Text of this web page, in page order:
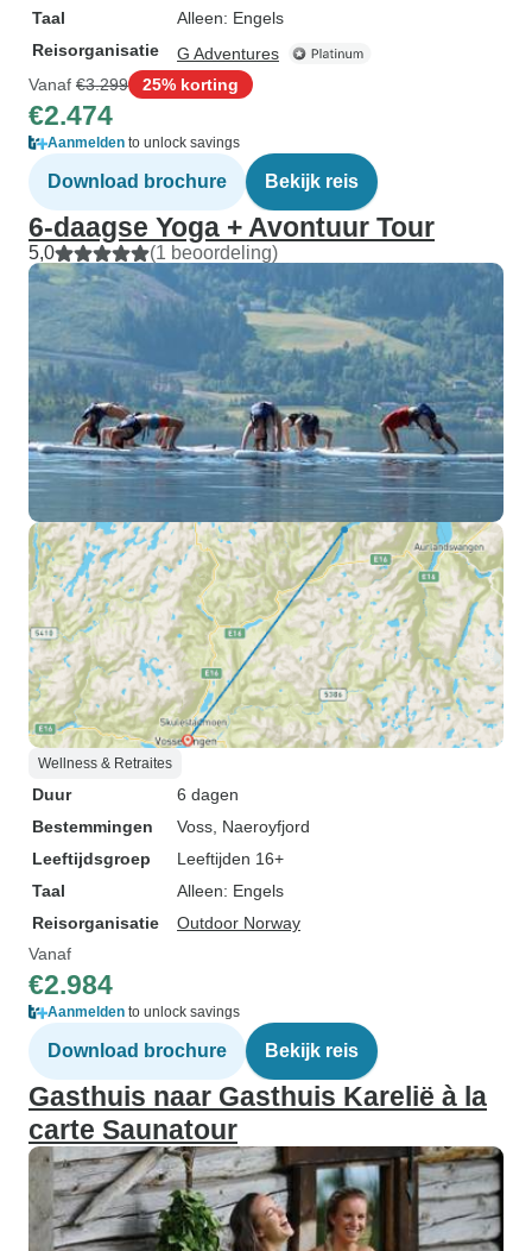
Taal
Alleen: Engels
Reisorganisatie
G Adventures
Vanaf €3.299 25% korting
€2.474
Aanmelden to unlock savings
Download brochure Bekijk reis
6-daagse Yoga + Avontuur Tour
5,0 (1 beoordeling)
Wellness & Retraites
Duur
6 dagen
Bestemmingen
Voss , Naeroyfjord
Leeftijdsgroep
Leeftijden 16+
Taal
Alleen: Engels
Reisorganisatie
Outdoor Norway
Vanaf
€2.984
Aanmelden to unlock savings
Download brochure Bekijk reis
Gasthuis naar Gasthuis Karelië à la
carte Saunatour